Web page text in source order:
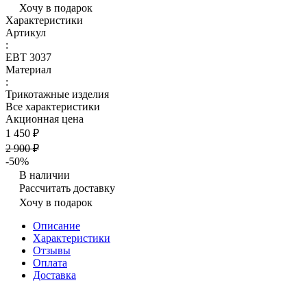
Хочу в подарок
Характеристики
Артикул
:
ЕВТ 3037
Материал
:
Трикотажные изделия
Все характеристики
Акционная цена
1 450 ₽
2 900 ₽
-50%
В наличии
Рассчитать доставку
Хочу в подарок
Описание
Характеристики
Отзывы
Оплата
Доставка